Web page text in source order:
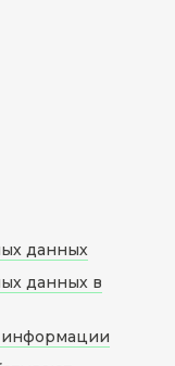
данных
данных в
информации